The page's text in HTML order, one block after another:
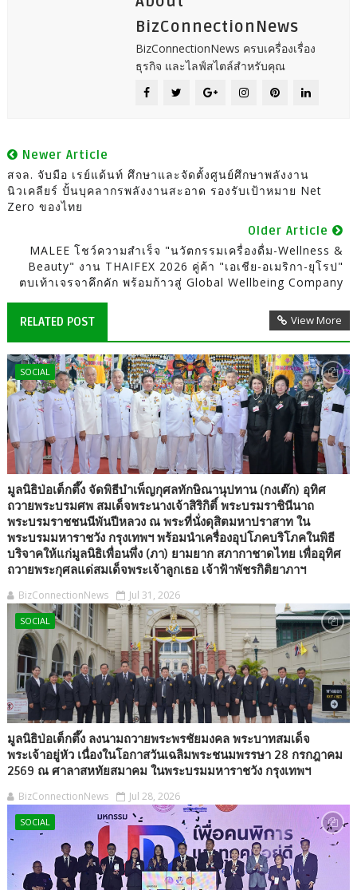
BizConnectionNews
BizConnectionNews ครบเครื่องเรื่อง
ธุรกิจ และไลฟ์สไตล์สำหรับคุณ
Newer Article
สจล. จับมือ เรย์แด้นท์ ศึกษาและจัดตั้งศูนย์ศึกษาพลังงาน
นิวเคลียร์ ปั้นบุคลากรพลังงานสะอาด รองรับเป้าหมาย Net
Zero ของไทย
Older Article
MALEE โชว์ความสำเร็จ "นวัตกรรมเครื่องดื่ม-Wellness &
Beauty" งาน THAIFEX 2026 คู่ค้า "เอเชีย-อเมริกา-ยุโรป"
ตบเท้าเจรจาคึกคัก พร้อมก้าวสู่ Global Wellbeing Company
RELATED POST View More
SOCIAL
มูลนิธิป่อเต็กตึ๊ง จัดพิธีบำเพ็ญกุศลทักษิณานุปทาน (กงเต๊ก) อุทิศ
ถวายพระบรมศพ สมเด็จพระนางเจ้าสิริกิติ์ พระบรมราชินีนาถ
พระบรมราชชนนีพันปีหลวง ณ พระที่นั่งดุสิตมหาปราสาท ใน
พระบรมมหาราชวัง กรุงเทพฯ พร้อมนำเครื่องอุปโภคบริโภคในพิธี
บริจาคให้แก่มูลนิธิเพื่อนพึ่ง (ภา) ยามยาก สภากาชาดไทย เพื่ออุทิศ
ถวายพระกุศลแด่สมเด็จพระเจ้าลูกเธอ เจ้าฟ้าพัชรกิติยาภาฯ
BizConnectionNews Jul 31, 2026
SOCIAL
มูลนิธิป่อเต็กตึ๊ง ลงนามถวายพระพรชัยมงคล พระบาทสมเด็จ
พระเจ้าอยู่หัว เนื่องในโอกาสวันเฉลิมพระชนมพรรษา 28 กรกฎาคม
2569 ณ ศาลาสหทัยสมาคม ในพระบรมมหาราชวัง กรุงเทพฯ
BizConnectionNews Jul 28, 2026
SOCIAL